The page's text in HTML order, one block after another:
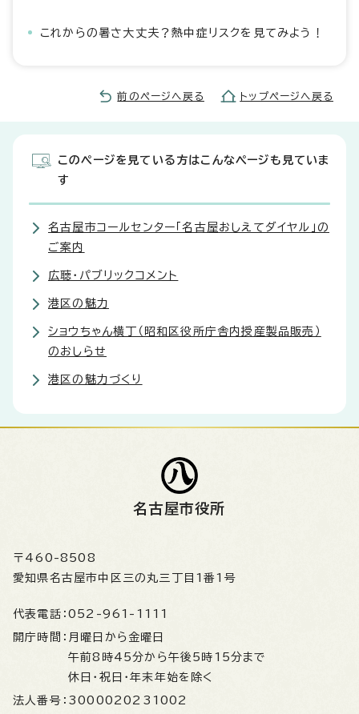
これからの暑さ大丈夫？熱中症リスクを見てみよう！
前のページへ戻る トップページへ戻る
このページを見ている方はこんなページも見ていま
す
名古屋市コールセンター「名古屋おしえてダイヤル」の
ご案内
広聴・パブリックコメント
港区の魅力
ショウちゃん横丁（昭和区役所庁舎内授産製品販売）
のおしらせ
港区の魅力づくり
名古屋市役所
〒460-8508
愛知県名古屋市中区三の丸三丁目1番1号
代表電話： 052-961-1111
開庁時間： 月曜日から金曜日
午前8時45分から午後5時15分まで
休日・祝日・年末年始を除く
法人番号： 3000020231002